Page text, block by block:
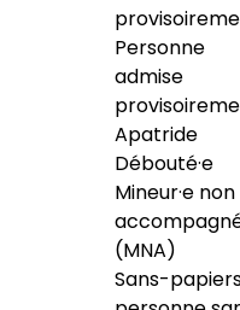
Personne
admise
Apatride
Débouté·e
Mineur·e non
(MNA)
Sans-